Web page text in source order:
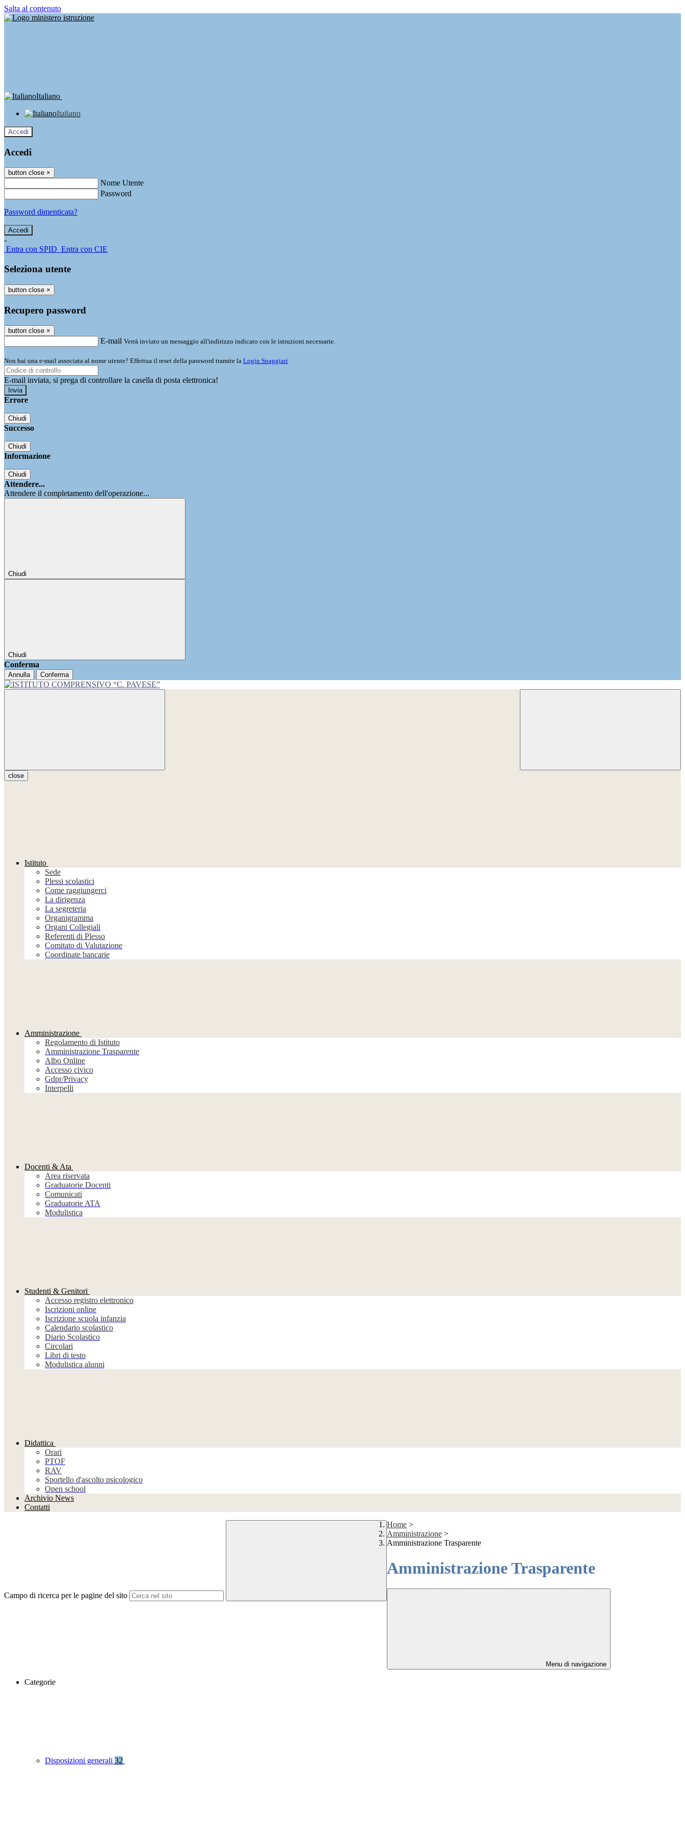
Salta al contenuto
Italiano
Italiano
Accedi
Accedi
button close ×
Nome Utente
Password
Password dimenticata?
-
Entra con SPID Entra con CIE
Seleziona utente
button close ×
Recupero password
button close ×
E-mail Verrà inviato un messaggio all'indirizzo indicato con le istruzioni necessarie.
Non hai una e-mail associata al nome utente? Effettua il reset della password tramite la Login Spaggiari
E-mail inviata, si prega di controllare la casella di posta elettronica!
Errore
Chiudi
Successo
Chiudi
Informazione
Chiudi
Attendere...
Attendere il completamento dell'operazione...
Chiudi
Chiudi
Conferma
Annulla Conferma
close
Istituto
Sede
Plessi scolastici
Come raggiungerci
La dirigenza
La segreteria
Organigramma
Organi Collegiali
Referenti di Plesso
Comitato di Valutazione
Coordinate bancarie
Amministrazione
Regolamento di Istituto
Amministrazione Trasparente
Albo Online
Accesso civico
Gdpr/Privacy
Interpelli
Docenti & Ata
Area riservata
Graduatorie Docenti
Comunicati
Graduatorie ATA
Modulistica
Studenti & Genitori
Accesso registro elettronico
Iscrizioni online
Iscrizione scuola infanzia
Calendario scolastico
Diario Scolastico
Circolari
Libri di testo
Modulistica alunni
Didattica
Orari
PTOF
RAV
Sportello d'ascolto psicologico
Open school
Archivio News
Contatti
Campo di ricerca per le pagine del sito
Home >
Amministrazione >
Amministrazione Trasparente
Amministrazione Trasparente
Menu di navigazione
Categorie
Disposizioni generali 32